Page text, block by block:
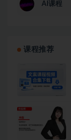
AI课程
课程推荐